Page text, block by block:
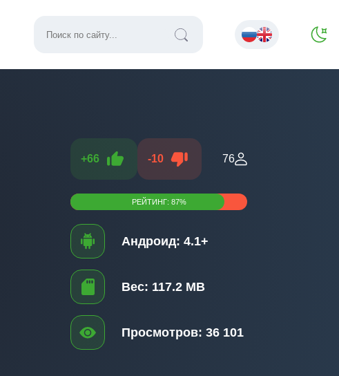
+66 -10 76
РЕЙТИНГ: 87%
Андроид: 4.1+
Вес: 117.2 MB
Просмотров: 36 101